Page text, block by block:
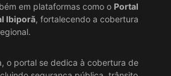
em plataformas como o Portal
Ibiporã, fortalecendo a cobertura
o portal se dedica à cobertura de